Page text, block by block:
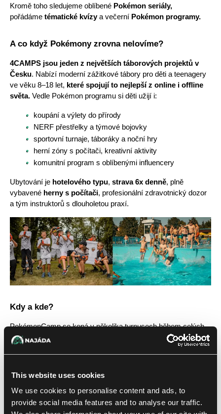
This website uses cookies
We use cookies to personalise content and ads, to
provide social media features and to analyse our traffic.
Kromě toho sledujeme oblíbené Pokémon seriály,
pořádáme tématické kvízy a večerní Pokémon programy.
A co když Pokémony zrovna nelovíme?
4CAMPS jsou jeden z největších táborových projektů v
Česku. Nabízí moderní zážitkové tábory pro děti a teenagery
ve věku 8–18 let, které spojují to nejlepší z online i offline
světa. Vedle Pokémon programu si děti užijí i:
koupání a výlety do přírody
NERF přestřelky a týmové bojovky
sportovní turnaje, táboráky a noční hry
herní zóny s počítači, kreativní aktivity
komunitní program s oblíbenými influencery
Ubytování je hotelového typu, strava 6x denně, plně
vybavené herny s počítači, profesionální zdravotnický dozor
a tým instruktorů s dlouholetou praxí.
Kdy a kde?
PokémonCamp se koná v několika turnusech během celých
letních prázdnin ve dvou různých lokalitách:
Velešín a Velké
👉https://www.4camps.cz/tabor/pokemoncamp
Přidej se k nám – a chyť je všechny!